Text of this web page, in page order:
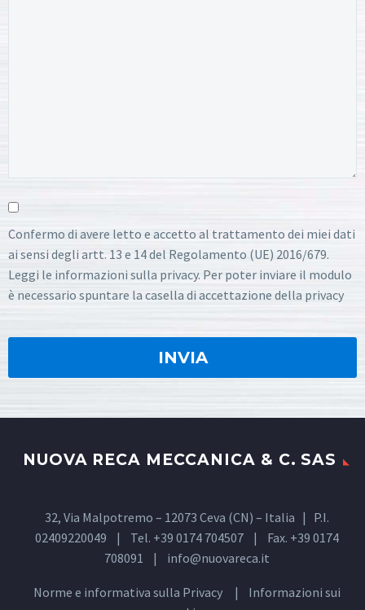
Confermo di avere letto e accetto al trattamento dei miei dati
ai sensi degli artt. 13 e 14 del Regolamento (UE) 2016/679.
Leggi le informazioni sulla privacy. Per poter inviare il modulo
è necessario spuntare la casella di accettazione della privacy
NUOVA RECA MECCANICA & C. SAS
32, Via Malpotremo – 12073 Ceva (CN) – Italia | P.I.
02409220049 | Tel. +39 0174 704507 | Fax. +39 0174
708091 | info@nuovareca.it
Norme e informativa sulla Privacy| Informazioni sui